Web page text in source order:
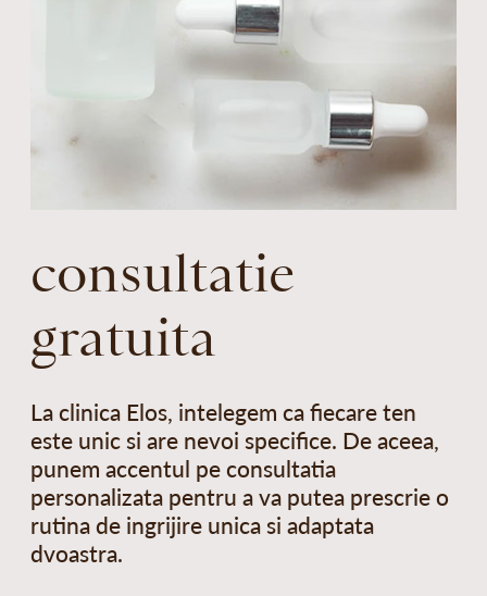
consultatie
gratuita
La clinica Elos, intelegem ca fiecare ten
este unic si are nevoi specifice. De aceea,
punem accentul pe consultatia
personalizata pentru a va putea prescrie o
rutina de ingrijire unica si adaptata
dvoastra.